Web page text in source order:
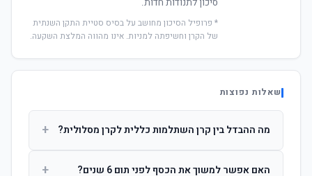
סיכון לתנודות חדות.
* פרופיל הסיכון מחושב על בסיס סטיית התקן השנתית
של הקרן וחשיפתה למניות. אינו מהווה המלצת השקעה.
שאלות נפוצות
מה ההבדל בין קרן השתלמות כללית לקרן מסלולית? +
ההשקעות. קרן מסלולית עוקבת אחרי מדד ספציפי ומאפשרת
האם אפשר למשוך את הכסף לפני תום 6 שנים? +